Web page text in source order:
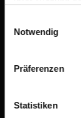
Notwendig
Präferenzen
Statistiken